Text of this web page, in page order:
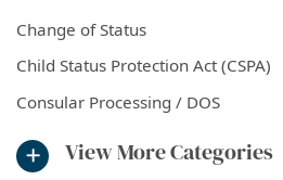
Change of Status
Child Status Protection Act (CSPA)
Consular Processing / DOS
View More Categories